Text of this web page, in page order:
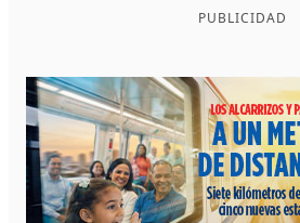
PUBLICIDAD